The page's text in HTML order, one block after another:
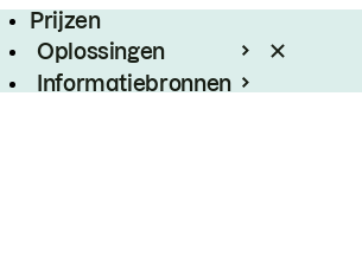
Prijzen
Oplossingen
Informatiebronnen